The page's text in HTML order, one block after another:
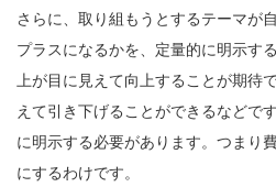
さらに、取り組もうとするテーマが
プラスになるかを、定量的に明示す
上が目に見えて向上することが期待
えて引き下げることができるなどで
に明示する必要があります。つまり
にするわけです。